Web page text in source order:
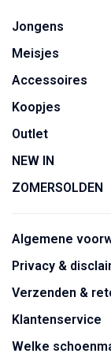
Jongens
Meisjes
Accessoires
Koopjes
Outlet
NEW IN
ZOMERSOLDEN
Algemene
Privacy &
Verzenden &
Klantenservice
Welke